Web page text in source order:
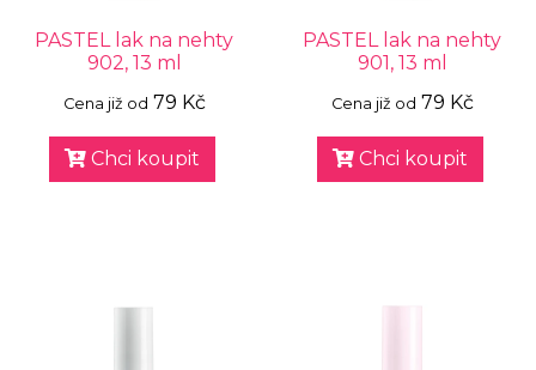
PASTEL lak na nehty
902, 13 ml
Cena již od 79 Kč
Chci koupit
PASTEL lak na nehty
901, 13 ml
Cena již od 79 Kč
Chci koupit